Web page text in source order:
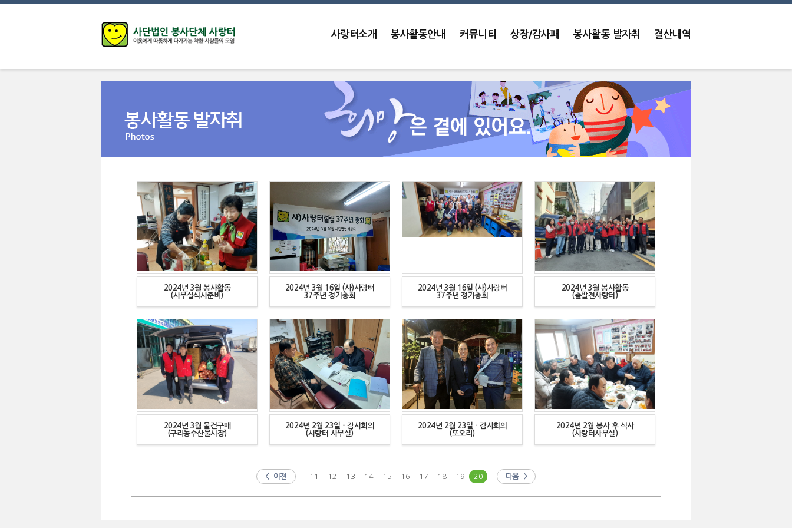
사랑터소개 봉사활동안내 커뮤니티 상장/감사패 봉사활동 발자취 결산내역
2024년 3월 봉사활동
(사무실식사준비)
2024년 3월 16일 (사)사랑터
37주년 정기총회
2024년 3월 16일 (사)사랑터
37주년 정기총회
2024년 3월 봉사활동
(출발전사랑터)
2024년 3월 물건구매
(구리농수산물시장)
2024년 2월 23일 - 감사회의
(사랑터 사무실)
2024년 2월 23일 - 감사회의
(또오리)
2024년 2월 봉사 후 식사
(사랑터사무실)
< 이전 11 12 13 14 15 16 17 18 19 20 다음 >